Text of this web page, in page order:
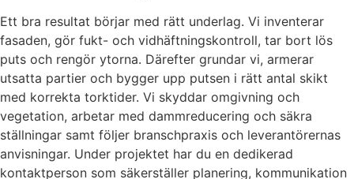
Ett bra resultat börjar med rätt underlag. Vi inventerar
fasaden, gör fukt- och vidhäftningskontroll, tar bort lös
puts och rengör ytorna. Därefter grundar vi, armerar
utsatta partier och bygger upp putsen i rätt antal skikt
med korrekta torktider. Vi skyddar omgivning och
vegetation, arbetar med dammreducering och säkra
ställningar samt följer branschpraxis och leverantörernas
anvisningar. Under projektet har du en dedikerad
kontaktperson som säkerställer planering, kommunikation